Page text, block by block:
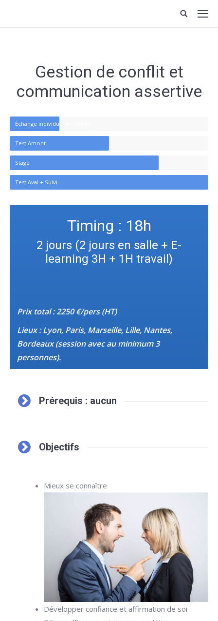
Gestion de conflit et
communication assertive
Échange individuel en amont
Test Amont
Stage
Test Aval + Suivi
Timing : 18h
2 jours (2 jours en salle + E-
learning 3H + 1H travail)
Prix total : 2250 €/pers (HT)
Lieux : Lyon, Paris, Marseille, Lille, Nantes,
Bordeaux (session avec au minimum 3
personnes).
Prérequis : aucun
Objectifs
Mieux se connaître
Développer confiance et affirmation de soi